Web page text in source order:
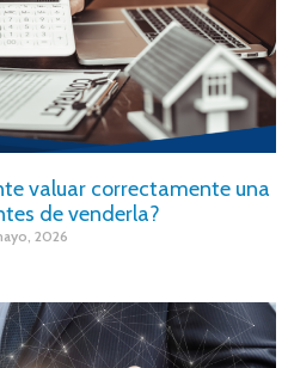
valuar correctamente una
de venderla?
2026